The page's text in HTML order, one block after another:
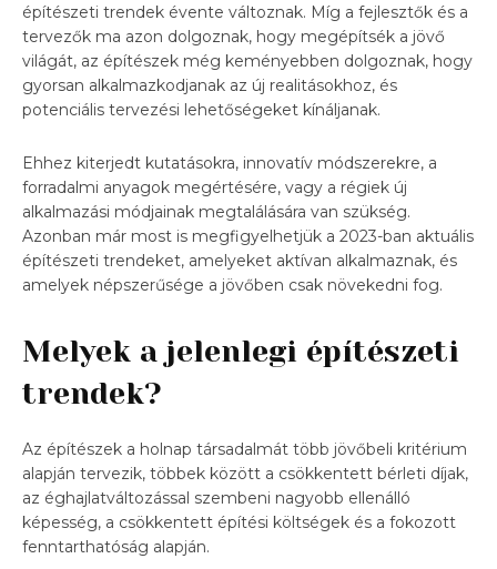
építészeti trendek évente változnak. Míg a fejlesztők és a
tervezők ma azon dolgoznak, hogy megépítsék a jövő
világát, az építészek még keményebben dolgoznak, hogy
gyorsan alkalmazkodjanak az új realitásokhoz, és
potenciális tervezési lehetőségeket kínáljanak.
Ehhez kiterjedt kutatásokra, innovatív módszerekre, a
forradalmi anyagok megértésére, vagy a régiek új
alkalmazási módjainak megtalálására van szükség.
Azonban már most is megfigyelhetjük a 2023-ban aktuális
építészeti trendeket, amelyeket aktívan alkalmaznak, és
amelyek népszerűsége a jövőben csak növekedni fog.
Melyek a jelenlegi építészeti
trendek?
Az építészek a holnap társadalmát több jövőbeli kritérium
alapján tervezik, többek között a csökkentett bérleti díjak,
az éghajlatváltozással szembeni nagyobb ellenálló
képesség, a csökkentett építési költségek és a fokozott
fenntarthatóság alapján.